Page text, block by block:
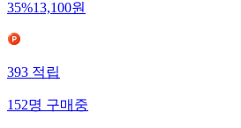
35%13,100원
393적립
152명구매중